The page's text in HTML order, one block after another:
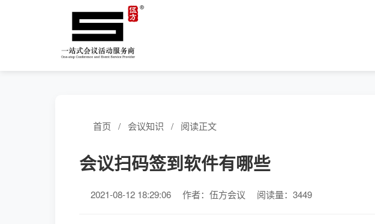
首页 / 会议知识 / 阅读正文
会议扫码签到软件有哪些
2021-08-12 18:29:06 作者：伍方会议 阅读量：3449